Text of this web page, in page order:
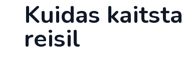
Kuidas
reisil